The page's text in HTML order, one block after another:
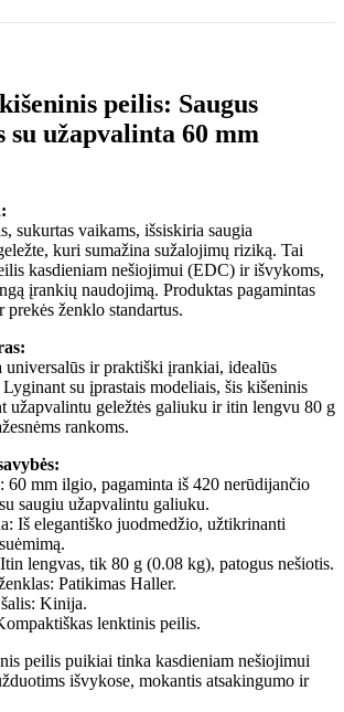
peilis: Saugus
su užapvalinta 60 mm
sukurtas vaikams, išsiskiria saugia
kuri sumažina sužalojimų riziką. Tai
kasdieniam nešiojimui (EDC) ir išvykoms,
įrankių naudojimą. Produktas pagamintas
ženklo standartus.
ir praktiški įrankiai, idealūs
su įprastais modeliais, šis kišeninis
užapvalintu geležtės galiuku ir itin lengvu 80 g
rankoms.
60 mm ilgio, pagaminta iš 420 nerūdijančio
saugiu užapvalintu galiuku.
Iš elegantiško juodmedžio, užtikrinanti
lengvas, tik 80 g (0.08 kg), patogus nešiotis.
Patikimas Haller.
Kinija.
lenktinis peilis.
peilis puikiai tinka kasdieniam nešiojimui
išvykose, mokantis atsakingumo ir